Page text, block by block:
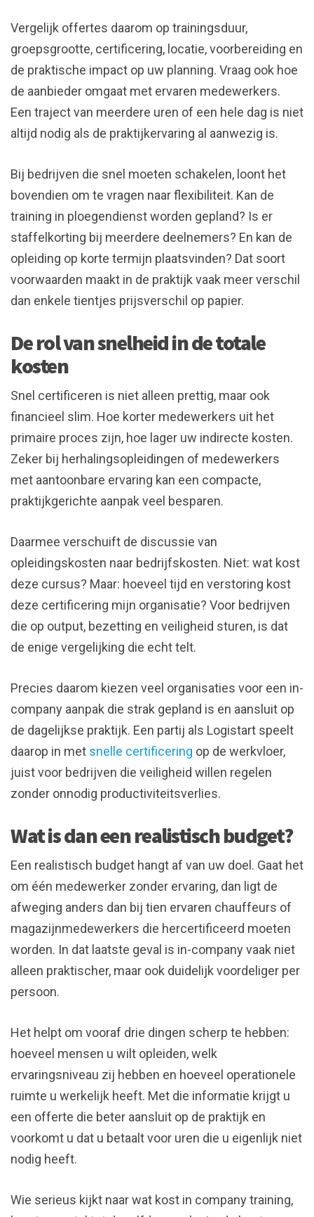
Vergelijk offertes daarom op trainingsduur,
groepsgrootte, certificering, locatie, voorbereiding en
de praktische impact op uw planning. Vraag ook hoe
de aanbieder omgaat met ervaren medewerkers.
Een traject van meerdere uren of een hele dag is niet
altijd nodig als de praktijkervaring al aanwezig is.
Bij bedrijven die snel moeten schakelen, loont het
bovendien om te vragen naar flexibiliteit. Kan de
training in ploegendienst worden gepland? Is er
staffelkorting bij meerdere deelnemers? En kan de
opleiding op korte termijn plaatsvinden? Dat soort
voorwaarden maakt in de praktijk vaak meer verschil
dan enkele tientjes prijsverschil op papier.
De rol van snelheid in de totale
kosten
Snel certificeren is niet alleen prettig, maar ook
financieel slim. Hoe korter medewerkers uit het
primaire proces zijn, hoe lager uw indirecte kosten.
Zeker bij herhalingsopleidingen of medewerkers
met aantoonbare ervaring kan een compacte,
praktijkgerichte aanpak veel besparen.
Daarmee verschuift de discussie van
opleidingskosten naar bedrijfskosten. Niet: wat kost
deze cursus? Maar: hoeveel tijd en verstoring kost
deze certificering mijn organisatie? Voor bedrijven
die op output, bezetting en veiligheid sturen, is dat
de enige vergelijking die echt telt.
Precies daarom kiezen veel organisaties voor een in-
company aanpak die strak gepland is en aansluit op
de dagelijkse praktijk. Een partij als Logistart speelt
daarop in met snelle certificering op de werkvloer,
juist voor bedrijven die veiligheid willen regelen
zonder onnodig productiviteitsverlies.
Wat is dan een realistisch budget?
Een realistisch budget hangt af van uw doel. Gaat het
om één medewerker zonder ervaring, dan ligt de
afweging anders dan bij tien ervaren chauffeurs of
magazijnmedewerkers die hercertificeerd moeten
worden. In dat laatste geval is in-company vaak niet
alleen praktischer, maar ook duidelijk voordeliger per
persoon.
Het helpt om vooraf drie dingen scherp te hebben:
hoeveel mensen u wilt opleiden, welk
ervaringsniveau zij hebben en hoeveel operationele
ruimte u werkelijk heeft. Met die informatie krijgt u
een offerte die beter aansluit op de praktijk en
voorkomt u dat u betaalt voor uren die u eigenlijk niet
nodig heeft.
Wie serieus kijkt naar wat kost in company training,